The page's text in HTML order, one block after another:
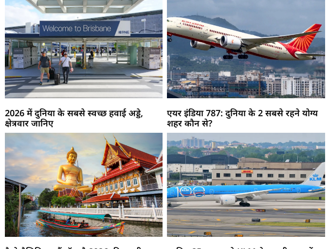
2026 में दुनिया के सबसे स्वच्छ हवाई अड्डे,
क्षेत्रवार जानिए
एयर इंडिया 787: दुनिया के 2 सबसे रहने योग्य
शहर कौन से?